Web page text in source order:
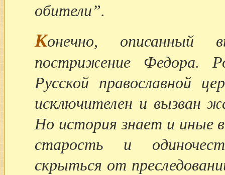
обители”.
Конечно, описанный
пострижение Федора.
Русской православной
исключителен и вызван
Но история знает и иные
старость и
скрыться от